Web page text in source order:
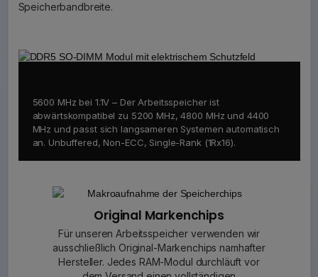
Speicherbandbreite.
5600 MHz bei 1.1V – Der Arbeitsspeicher ist
abwärtskompatibel zu 5200 MHz, 4800 MHz und 4400
MHz und passt sich langsameren Systemen automatisch
an. Unbuffered, Non-ECC, Single-Rank (1Rx16).
Original Markenchips
Für unseren Arbeitsspeicher verwenden wir
ausschließlich Original-Markenchips namhafter
Hersteller. Jedes RAM-Modul durchläuft vor